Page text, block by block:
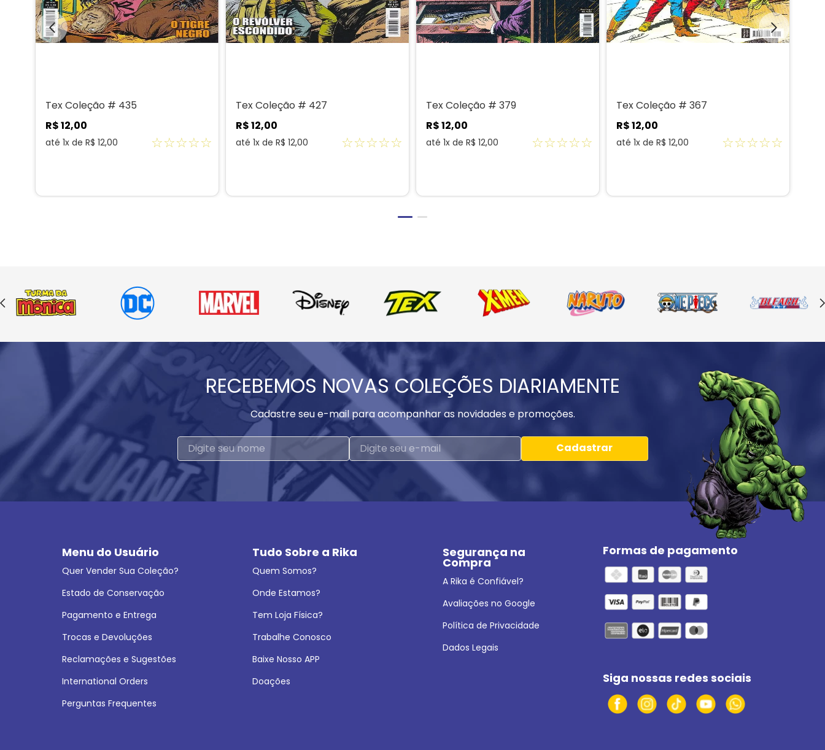
Tex Coleção # 435
R$12,00
até 1x de R$ 12,00 ☆☆☆☆☆
Tex Coleção # 427
R$12,00
até 1x de R$ 12,00 ☆☆☆☆☆
Tex Coleção # 379
R$12,00
até 1x de R$ 12,00 ☆☆☆☆☆
Tex Coleção # 367
R$12,00
até 1x de R$ 12,00 ☆☆☆☆☆
RECEBEMOS NOVAS COLEÇÕES DIARIAMENTE
Cadastre seu e-mail para acompanhar as novidades e promoções.
Cadastrar
Menu do Usuário
Quer Vender Sua Coleção?
Estado de Conservação
Pagamento e Entrega
Trocas e Devoluções
Reclamações e Sugestões
International Orders
Perguntas Frequentes
Tudo Sobre a Rika
Quem Somos?
Onde Estamos?
Tem Loja Física?
Trabalhe Conosco
Baixe Nosso APP
Doações
Segurança na
Compra
A Rika é Confiável?
Avaliações no Google
Política de Privacidade
Dados Legais
Formas de pagamento
Siga nossas redes sociais